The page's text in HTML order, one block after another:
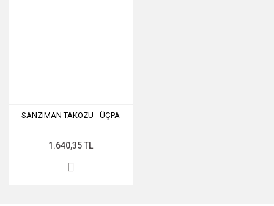
SANZIMAN TAKOZU - ÜÇPA
1.640,35 TL